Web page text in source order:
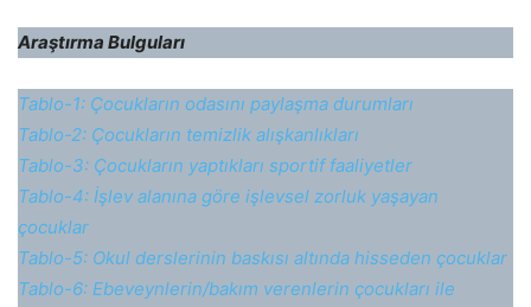
Araştırma Bulguları
Tablo-1: Çocukların odasını paylaşma durumları
Tablo-2: Çocukların temizlik alışkanlıkları
Tablo-3: Çocukların yaptıkları sportif faaliyetler
Tablo-4: İşlev alanına göre işlevsel zorluk yaşayan
çocuklar
Tablo-5: Okul derslerinin baskısı altında hisseden çocuklar
Tablo-6: Ebeveynlerin/bakım verenlerin çocukları ile